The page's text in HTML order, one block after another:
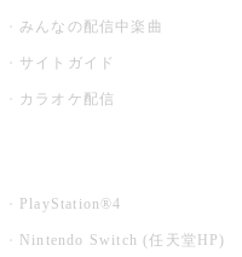
みんなの配信中楽曲
サイトガイド
カラオケ配信
PlayStation®4
Nintendo Switch (任天堂HP)